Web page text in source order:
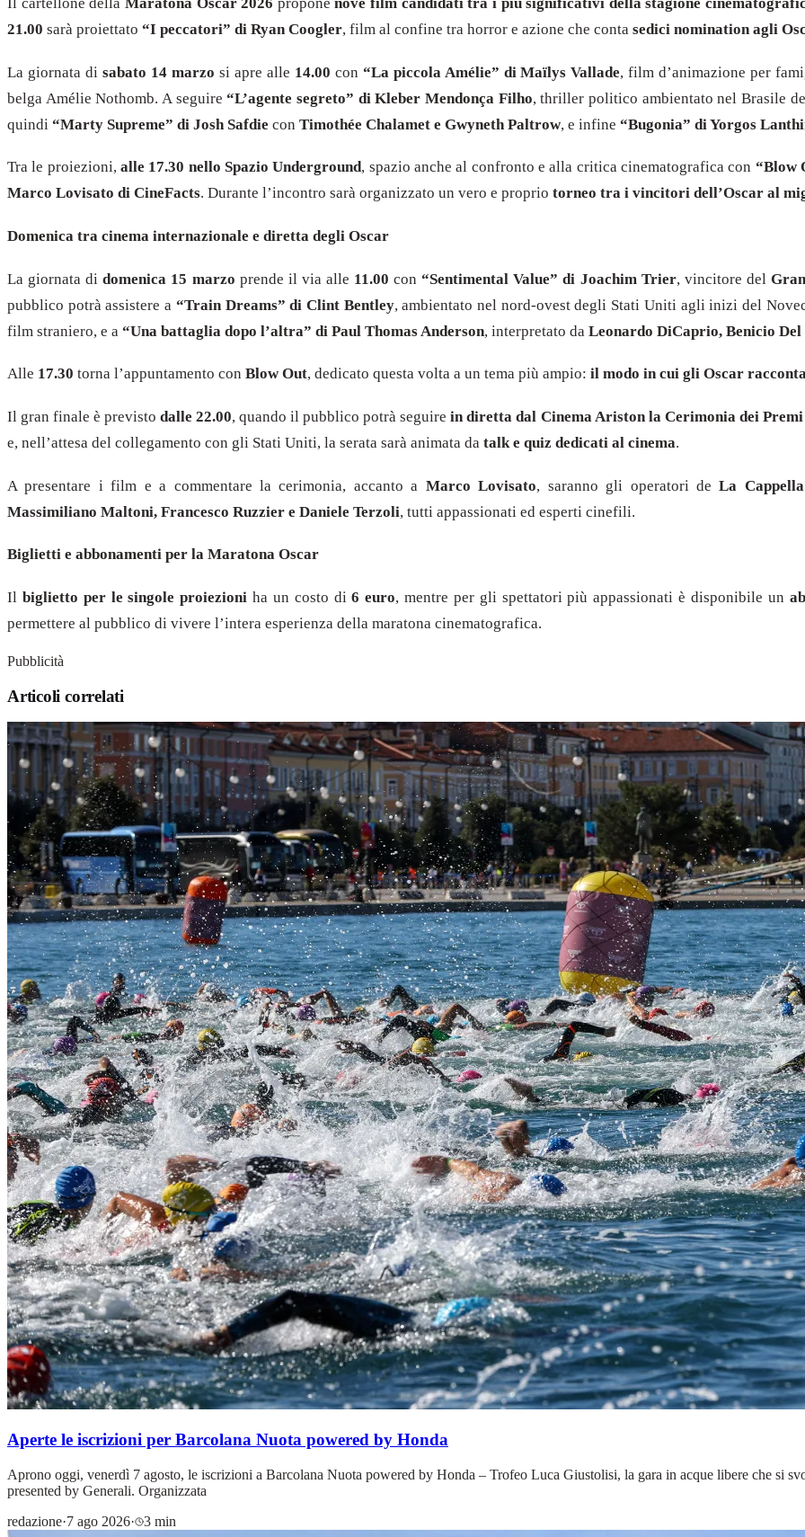
21.00 sarà proiettato “I peccatori” di Ryan Coogler, film al confine tra horror e azione che conta sedici nomination agli
La giornata di sabato 14 marzo si apre alle 14.00 con “La piccola Amélie” di Maïlys Vallade, film d’animazione per
belga Amélie Nothomb. A seguire“L’agente segreto” di Kleber Mendonça Filho, thriller politico ambientato nel Brasile
quindi “Marty Supreme” di Josh Safdie con Timothée Chalamet e Gwyneth Paltrow, e infine “Bugonia” di Yorgos
Tra le proiezioni, alle 17.30 nello Spazio Underground, spazio anche al confronto e alla critica cinematografica con “Blow
Marco Lovisato di CineFacts. Durante l’incontro sarà organizzato un vero e proprio torneo tra i vincitori dell’Oscar al
Domenica tra cinema internazionale e diretta degli Oscar
La giornata didomenica 15 marzo prende il via alle 11.00 con“Sentimental Value” di Joachim Trier, vincitore del
pubblico potrà assistere a “Train Dreams” di Clint Bentley, ambientato nel nord-ovest degli Stati Uniti agli inizi del
film straniero, e a “Una battaglia dopo l’altra” di Paul Thomas Anderson, interpretato da Leonardo DiCaprio, Benicio Del
Alle 17.30 torna l’appuntamento con Blow Out, dedicato questa volta a un tema più ampio: il modo in cui gli Oscar
Il gran finale è previstodalle 22.00, quando il pubblico potrà seguirein diretta dal Cinema Ariston la Cerimonia dei Premi
e, nell’attesa del collegamento con gli Stati Uniti, la serata sarà animata da talk e quiz dedicati al cinema.
A presentare i film e a commentare la cerimonia, accanto a Marco Lovisato, saranno gli operatori deLa
Massimiliano Maltoni, Francesco Ruzzier e Daniele Terzoli, tutti appassionati ed esperti cinefili.
Biglietti e abbonamenti per la Maratona Oscar
Il biglietto per le singole proiezioni ha un costo di6 euro, mentre per gli spettatori più appassionati è disponibile un
permettere al pubblico di vivere l’intera esperienza della maratona cinematografica.
Pubblicità
Articoli correlati
Aperte le iscrizioni per Barcolana Nuota powered by Honda
Aprono oggi, venerdì 7 agosto, le iscrizioni a Barcolana Nuota powered by Honda – Trofeo Luca Giustolisi, la gara in acque libere che si
presented by Generali. Organizzata
redazione·7 ago 2026· 3 min